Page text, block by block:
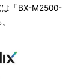
「BX-M2500-